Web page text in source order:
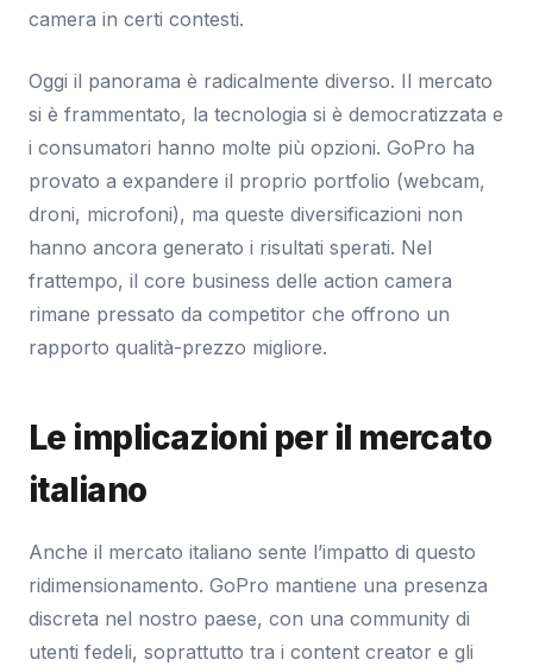
camera in certi contesti.
Oggi il panorama è radicalmente diverso. Il mercato
si è frammentato, la tecnologia si è democratizzata e
i consumatori hanno molte più opzioni. GoPro ha
provato a expandere il proprio portfolio (webcam,
droni, microfoni), ma queste diversificazioni non
hanno ancora generato i risultati sperati. Nel
frattempo, il core business delle action camera
rimane pressato da competitor che offrono un
rapporto qualità-prezzo migliore.
Le implicazioni per il mercato
italiano
Anche il mercato italiano sente l’impatto di questo
ridimensionamento. GoPro mantiene una presenza
discreta nel nostro paese, con una community di
utenti fedeli, soprattutto tra i content creator e gli